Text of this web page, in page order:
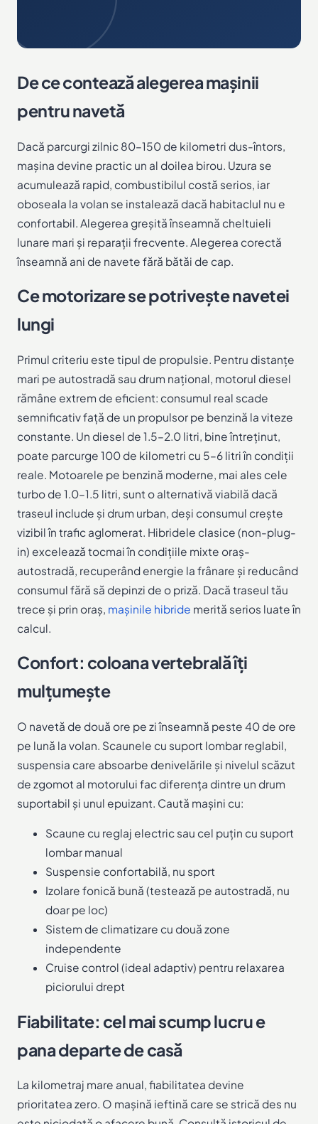
De ce contează alegerea mașinii
pentru navetă
Dacă parcurgi zilnic 80–150 de kilometri dus-întors,
mașina devine practic un al doilea birou. Uzura se
acumulează rapid, combustibilul costă serios, iar
oboseala la volan se instalează dacă habitaclul nu e
confortabil. Alegerea greșită înseamnă cheltuieli
lunare mari și reparații frecvente. Alegerea corectă
înseamnă ani de navete fără bătăi de cap.
Ce motorizare se potrivește navetei
lungi
Primul criteriu este tipul de propulsie. Pentru distanțe
mari pe autostradă sau drum național, motorul diesel
rămâne extrem de eficient: consumul real scade
semnificativ față de un propulsor pe benzină la viteze
constante. Un diesel de 1.5–2.0 litri, bine întreținut,
poate parcurge 100 de kilometri cu 5–6 litri în condiții
reale. Motoarele pe benzină moderne, mai ales cele
turbo de 1.0–1.5 litri, sunt o alternativă viabilă dacă
traseul include și drum urban, deși consumul crește
vizibil în trafic aglomerat. Hibridele clasice (non-plug-
in) excelează tocmai în condițiile mixte oraș-
autostradă, recuperând energie la frânare și reducând
consumul fără să depinzi de o priză. Dacă traseul tău
trece și prin oraș, mașinile hibride merită serios luate în
calcul.
Confort: coloana vertebrală îți
mulțumește
O navetă de două ore pe zi înseamnă peste 40 de ore
pe lună la volan. Scaunele cu suport lombar reglabil,
suspensia care absoarbe denivelările și nivelul scăzut
de zgomot al motorului fac diferența dintre un drum
suportabil și unul epuizant. Caută mașini cu:
Scaune cu reglaj electric sau cel puțin cu suport
lombar manual
Suspensie confortabilă, nu sport
Izolare fonică bună (testează pe autostradă, nu
doar pe loc)
Sistem de climatizare cu două zone
independente
Cruise control (ideal adaptiv) pentru relaxarea
piciorului drept
Fiabilitate: cel mai scump lucru e
pana departe de casă
La kilometraj mare anual, fiabilitatea devine
prioritatea zero. O mașină ieftină care se strică des nu